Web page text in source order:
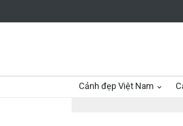
Cảnh đẹp Việt Nam